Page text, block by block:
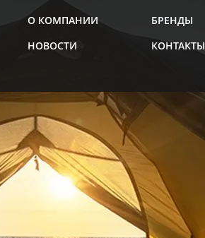
О КОМПАНИИ
БРЕНДЫ
НОВОСТИ
КОНТАКТЫ